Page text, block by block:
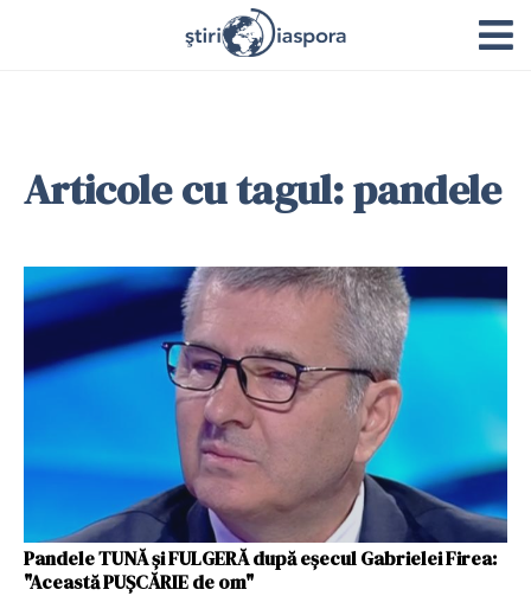
Articole cu tagul: pandele
Pandele TUNĂ şi FULGERĂ după eşecul Gabrielei Firea:
"Această PUŞCĂRIE de om"